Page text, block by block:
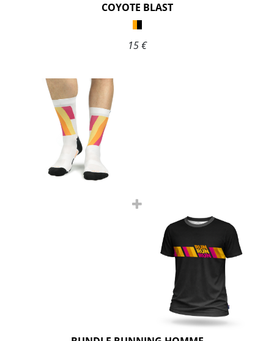
COYOTE BLAST
15 €